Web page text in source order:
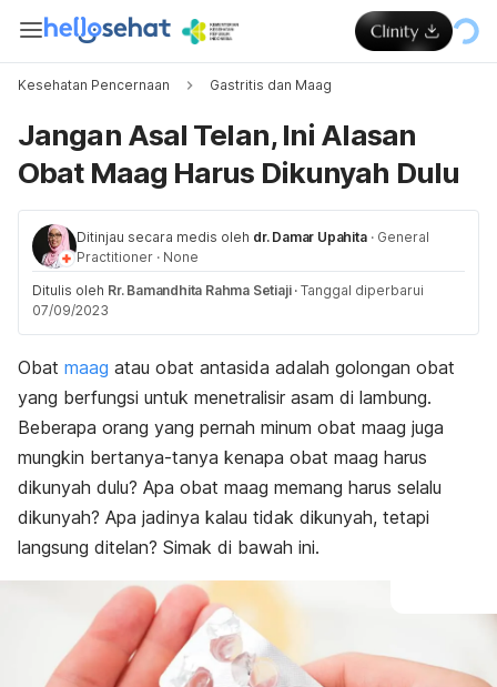
Kesehatan Pencernaan Gastritis dan Maag
Jangan Asal Telan, Ini Alasan
Obat Maag Harus Dikunyah Dulu
Ditinjau secara medis oleh dr. Damar Upahita · General
Practitioner · None
Ditulis oleh Rr. Bamandhita Rahma Setiaji · Tanggal diperbarui
07/09/2023
Obat maag atau obat antasida adalah golongan obat
yang berfungsi untuk menetralisir asam di lambung.
Beberapa orang yang pernah minum obat maag juga
mungkin bertanya-tanya kenapa obat maag harus
dikunyah dulu? Apa obat maag memang harus selalu
dikunyah? Apa jadinya kalau tidak dikunyah, tetapi
langsung ditelan? Simak di bawah ini.